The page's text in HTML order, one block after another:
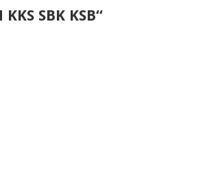
SBK KSB“